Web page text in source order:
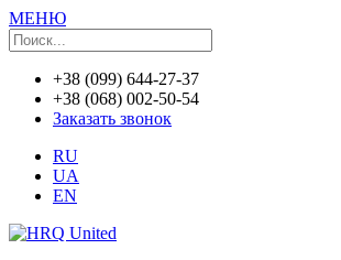
МЕНЮ
+38 (099) 644-27-37
+38 (068) 002-50-54
Заказать звонок
RU
UA
EN